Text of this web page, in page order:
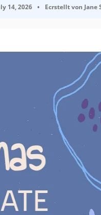
14, 2026 • Ecrstellt von Jane